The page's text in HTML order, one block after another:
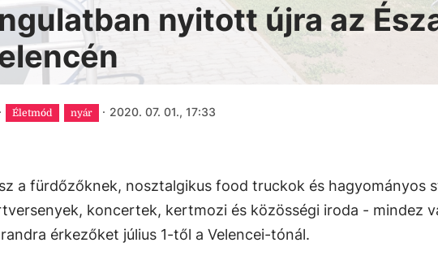
nyitott újra az
· Életmód nyár · 2020. 07. 01., 17:33
a fürdőzőknek, nosztalgikus food truckok és hagyományos
koncertek, kertmozi és közösségi iroda - mindez
érkezőket július 1-től a Velencei-tónál.